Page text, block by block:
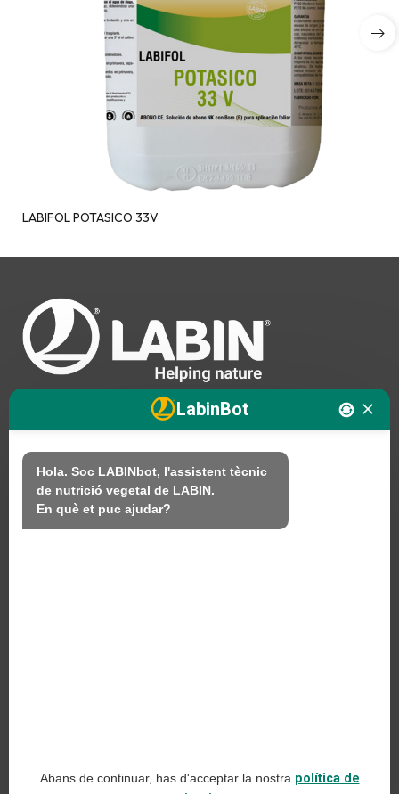
LABIFOL POTASICO 33V
Nosaltres
Productes
LabinBot
Hola. Soc LABINbot, l'assistent tècnic
de nutrició vegetal de LABIN.
En què et puc ajudar?
Abans de continuar, has d'acceptar la nostra política de